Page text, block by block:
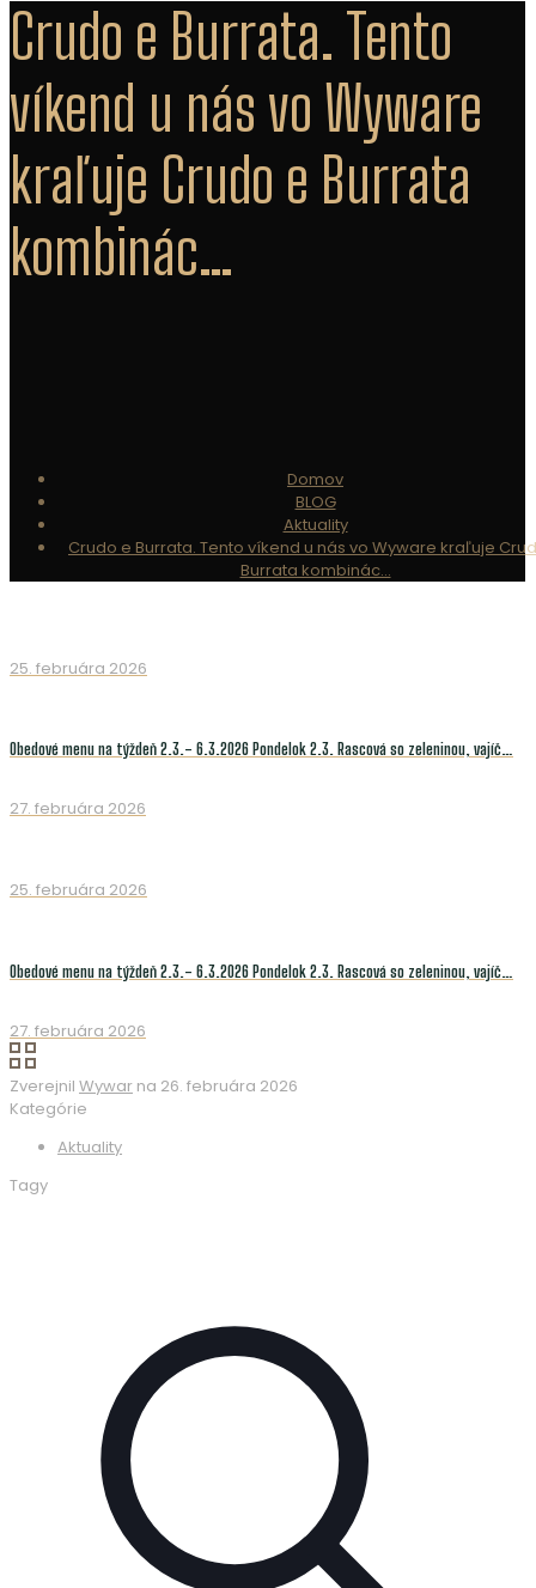
Crudo e Burrata. Tento
víkend u nás vo Wyware
kraľuje Crudo e Burrata
kombinác…
Domov
BLOG
Aktuality
Crudo e Burrata. Tento víkend u nás vo Wyware kraľuje
Burrata kombinác…
25. februára 2026
Obedové menu na týždeň 2.3.- 6.3.2026 Pondelok 2.3. Rascová so zeleninou, vajíč…
27. februára 2026
25. februára 2026
Obedové menu na týždeň 2.3.- 6.3.2026 Pondelok 2.3. Rascová so zeleninou, vajíč…
27. februára 2026
Zverejnil Wywar na 26. februára 2026
Kategórie
Aktuality
Tagy